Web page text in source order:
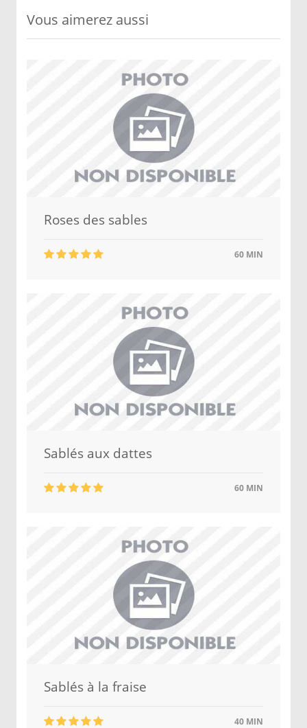
Vous aimerez aussi
Roses des sables
60 MIN
Sablés aux dattes
60 MIN
Sablés à la fraise
40 MIN